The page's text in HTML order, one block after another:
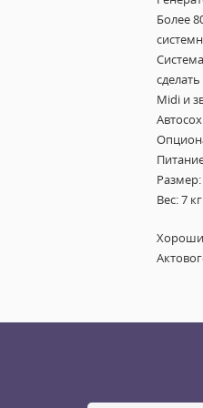
Более
Midi и
Вес: 7